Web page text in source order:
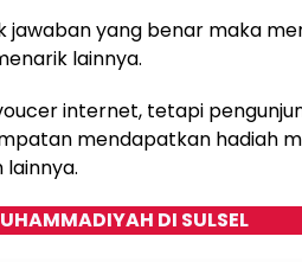
jawaban yang benar maka
lainnya.
internet, tetapi
mendapatkan hadiah
DI SULSEL